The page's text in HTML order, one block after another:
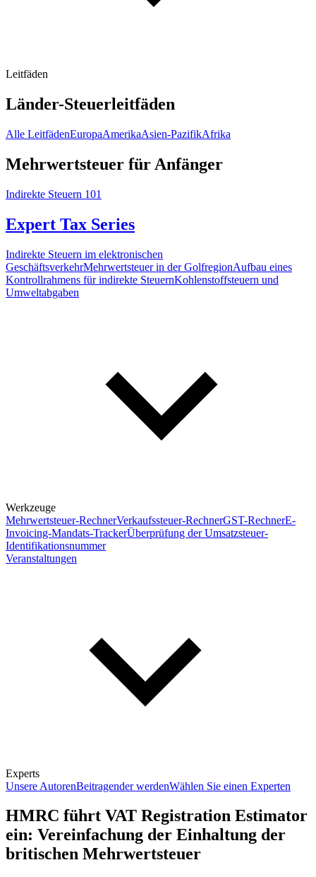
Leitfäden
Länder-Steuerleitfäden
Alle LeitfädenEuropaAmerikaAsien-PazifikAfrika
Mehrwertsteuer für Anfänger
Indirekte Steuern 101
Expert Tax Series
Indirekte Steuern im elektronischen
GeschäftsverkehrMehrwertsteuer in der GolfregionAufbau eines
Kontrollrahmens für indirekte SteuernKohlenstoffsteuern und
Umweltabgaben
Werkzeuge
Mehrwertsteuer-RechnerVerkaufssteuer-RechnerGST-RechnerE-
Invoicing-Mandats-TrackerÜberprüfung der Umsatzsteuer-
Identifikationsnummer
Veranstaltungen
Experts
Unsere AutorenBeitragender werdenWählen Sie einen Experten
HMRC führt VAT Registration Estimator
ein: Vereinfachung der Einhaltung der
britischen Mehrwertsteuer